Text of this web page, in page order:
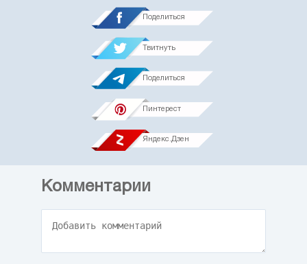
Поделиться
Твитнуть
Поделиться
Пинтерест
Яндекс.Дзен
Комментарии